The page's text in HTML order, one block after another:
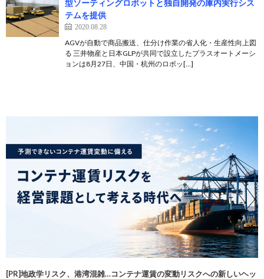
型ソーティングロボットと独自開発の庫内実行シス
テムを提供
2020.08.28
AGVが自動で商品搬送、仕分け作業の省人化・生産性向上図
る 三井物産と日本GLPが共同で設立したプラスオートメーシ
ョンは8月27日、中国・杭州のロボッ[…]
[PR]地政学リスク、港湾混雑…コンテナ運賃の変動リスクへの新しいヘッ